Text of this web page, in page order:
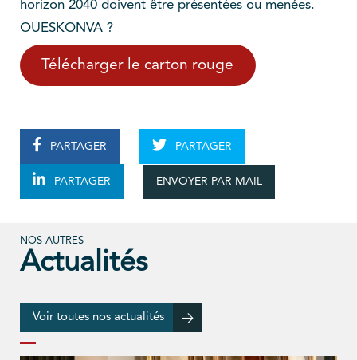
horizon 2040 doivent être présentées ou menées.
OUESKONVA ?
Télécharger le carton rouge
PARTAGER PARTAGER
PARTAGER ENVOYER PAR MAIL
NOS AUTRES
Actualités
Voir toutes nos actualités